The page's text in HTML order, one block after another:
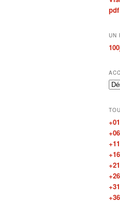
UN
+01
+06
+11
+16
+21
+26
+31
+36